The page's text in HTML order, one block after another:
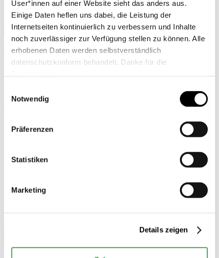
User*innen auf einer Website sieht das anders aus.
Einige Daten heflen uns dabei, die Leistung der
Internetseiten kontinuierlich zu verbessern und Inhalte
noch zuverlässiger zur Verfügung stellen zu können. Alle
erhobenen Daten werden selbstverständlich
datenschutzkonform behandelt. Danke für die
Notwendig
Präferenzen
Statistiken
Marketing
Details zeigen
Michael Kasch
m.kasch(at)basketball.nrw
Partner